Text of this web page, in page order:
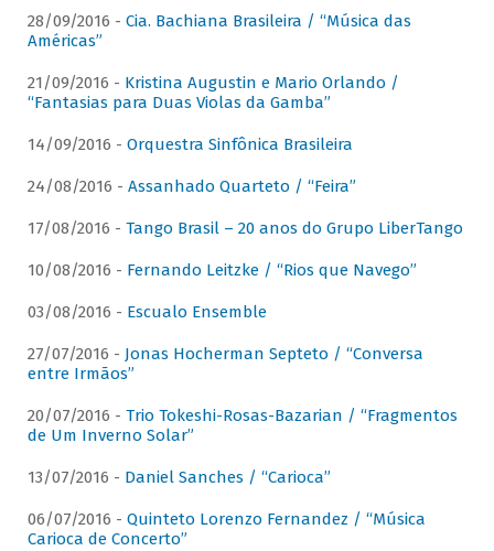
28/09/2016 - Cia. Bachiana Brasileira / “Música das
Américas”
21/09/2016 - Kristina Augustin e Mario Orlando /
“Fantasias para Duas Violas da Gamba”
14/09/2016 - Orquestra Sinfônica Brasileira
24/08/2016 - Assanhado Quarteto / “Feira”
17/08/2016 - Tango Brasil – 20 anos do Grupo LiberTango
10/08/2016 - Fernando Leitzke / “Rios que Navego”
03/08/2016 - Escualo Ensemble
27/07/2016 - Jonas Hocherman Septeto / “Conversa
entre Irmãos”
20/07/2016 - Trio Tokeshi-Rosas-Bazarian / “Fragmentos
de Um Inverno Solar”
13/07/2016 - Daniel Sanches / “Carioca”
06/07/2016 - Quinteto Lorenzo Fernandez / “Música
Carioca de Concerto”